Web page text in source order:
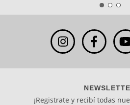
¡Registrate y recibí todas